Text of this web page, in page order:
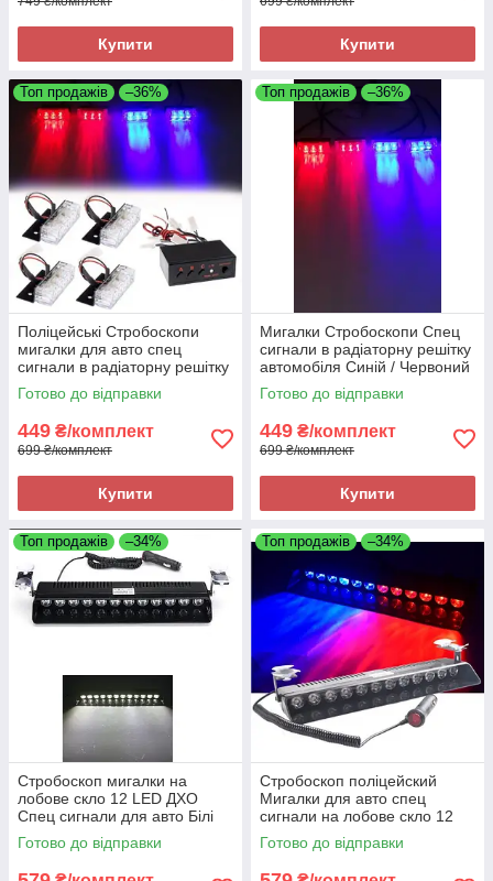
Купити Купити
Топ продажів –36%
Поліцейські Стробоскопи
мигалки для авто спец
сигнали в радіаторну решітку
4 шт. ДХО Лампи Синій +
Червоний
Готово до відправки
449 ₴/комплект
699 ₴/комплект
Купити
Топ продажів –36%
Мигалки Стробоскопи Спец
сигнали в радіаторну решітку
автомобіля Синій / Червоний
колір
Готово до відправки
449 ₴/комплект
699 ₴/комплект
Купити
Топ продажів –34%
Стробоскоп мигалки на
лобове скло 12 LED ДХО
Спец сигнали для авто Білі
Готово до відправки
Топ продажів –34%
Стробоскоп поліцейский
Мигалки для авто спец
сигнали на лобове скло 12
LED ДХО Лампи Червоний +
Синій
Готово до відправки